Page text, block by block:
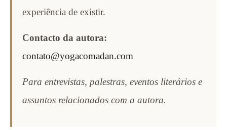
experiência de existir.
Contacto da autora:
contato@yogacomadan.com
Para entrevistas, palestras, eventos literários e
assuntos relacionados com a autora.